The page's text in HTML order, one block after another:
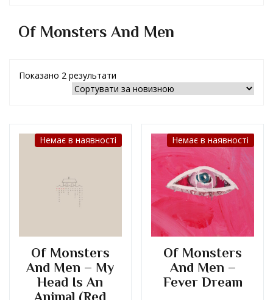
Of Monsters And Men
Показано 2 результати
Немає в наявності
Of Monsters
And Men – My
Head Is An
Animal (Red
Немає в наявності
Of Monsters
And Men –
Fever Dream